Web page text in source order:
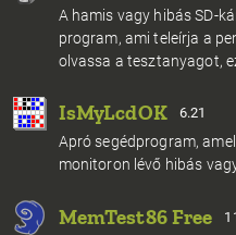
A hamis vagy hibás SD-
program, ami teleírja a
olvassa a tesztanyagot,
IsMyLcdOK 6.21
Apró segédprogram,
monitoron lévő hibás
MemTest86 Free